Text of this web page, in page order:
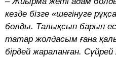
кезде бізге «шегінуге
болды. Талықсып барып
татар жолдасым ғана
бірдей жараланған.